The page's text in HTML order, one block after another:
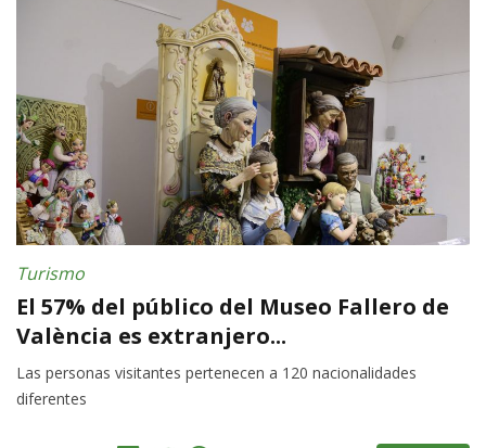
Turismo
El 57% del público del Museo Fallero de
València es extranjero...
Las personas visitantes pertenecen a 120 nacionalidades
diferentes